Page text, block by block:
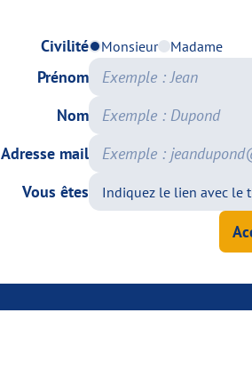
Civilité Monsieur Madame
Prénom
Nom
Adresse mail
Vous êtes